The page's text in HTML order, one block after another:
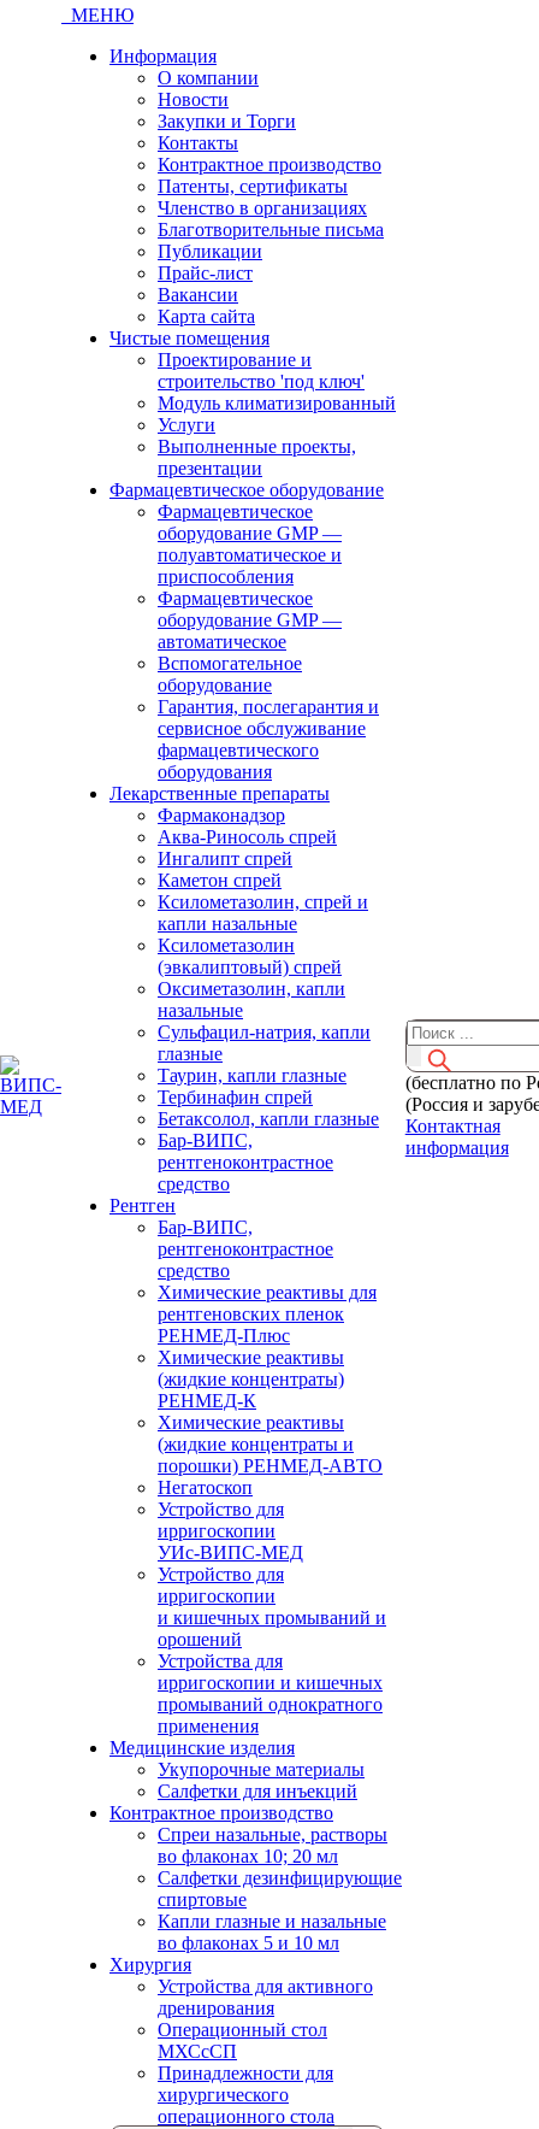
МЕНЮ
Информация
О компании
Новости
Закупки и Торги
Контакты
Контрактное производство
Патенты, сертификаты
Членство в организациях
Благотворительные письма
Публикации
Прайс-лист
Вакансии
Карта сайта
Чистые помещения
Проектирование и
строительство 'под ключ'
Модуль климатизированный
Услуги
Выполненные проекты,
презентации
Фармацевтическое оборудование
Фармацевтическое
оборудование GMP —
полуавтоматическое и
приспособления
Фармацевтическое
оборудование GMP —
автоматическое
Вспомогательное
оборудование
Гарантия, послегарантия и
сервисное обслуживание
фармацевтического
оборудования
Лекарственные препараты
Фармаконадзор
Аква-Риносоль спрей
Ингалипт спрей
Каметон спрей
Ксилометазолин, спрей и
капли назальные
Ксилометазолин
(эвкалиптовый) спрей
Оксиметазолин, капли
назальные
Сульфацил-натрия, капли
глазные
Таурин, капли глазные
Тербинафин спрей
Бетаксолол, капли глазные
Бар-ВИПС,
рентгеноконтрастное
средство
Рентген
Бар-ВИПС,
рентгеноконтрастное
средство
Химические реактивы для
рентгеновских пленок
РЕНМЕД-Плюс
Химические реактивы
(жидкие концентраты)
РЕНМЕД-К
Химические реактивы
(жидкие концентраты и
порошки) РЕНМЕД-АВТО
Негатоскоп
Устройство для
ирригоскопии
УИс-ВИПС-МЕД
Устройство для
ирригоскопии
и кишечных промываний и
орошений
Устройства для
ирригоскопии и кишечных
промываний однократного
применения
Медицинские изделия
Укупорочные материалы
Салфетки для инъекций
Контрактное производство
Спреи назальные, растворы
во флаконах 10; 20 мл
Салфетки дезинфицирующие
спиртовые
Капли глазные и назальные
во флаконах 5 и 10 мл
Хирургия
Устройства для активного
дренирования
Операционный стол
МХСсСП
Принадлежности для
хирургического
операционного стола
(бесплатно по
(Россия и
Контактная
информация